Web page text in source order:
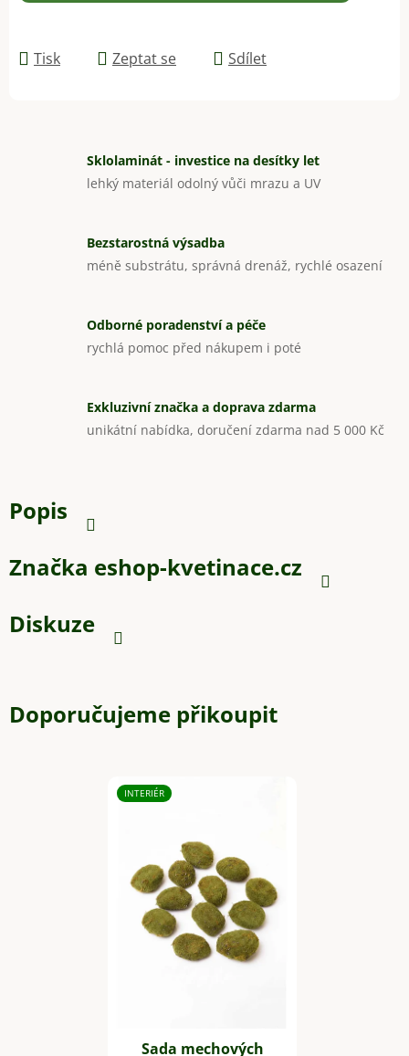
Tisk Zeptat se Sdílet
Sklolaminát - investice na desítky let
lehký materiál odolný vůči mrazu a UV
Bezstarostná výsadba
méně substrátu, správná drenáž, rychlé osazení
Odborné poradenství a péče
rychlá pomoc před nákupem i poté
Exkluzivní značka a doprava zdarma
unikátní nabídka, doručení zdarma nad 5 000 Kč
Popis
Značka eshop-kvetinace.cz
Diskuze
Doporučujeme přikoupit
INTERIÉR
Sada mechových